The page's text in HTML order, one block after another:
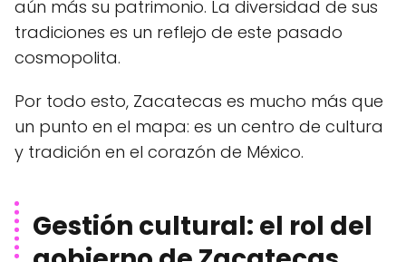
aún más su patrimonio. La diversidad de sus
tradiciones es un reflejo de este pasado
cosmopolita.
Por todo esto, Zacatecas es mucho más que
un punto en el mapa: es un centro de cultura
y tradición en el corazón de México.
Gestión cultural: el rol del